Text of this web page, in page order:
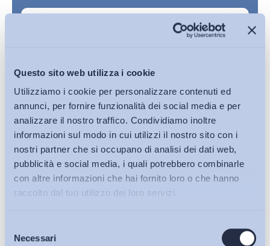
Questo sito web utilizza i cookie
Utilizziamo i cookie per personalizzare contenuti ed
annunci, per fornire funzionalità dei social media e per
analizzare il nostro traffico. Condividiamo inoltre
informazioni sul modo in cui utilizzi il nostro sito con i
nostri partner che si occupano di analisi dei dati web,
pubblicità e social media, i quali potrebbero combinarle
con altre informazioni che hai fornito loro o che hanno
raccolto dal tuo utilizzo dei loro servizi.
delNecessariBollettini ADAPT